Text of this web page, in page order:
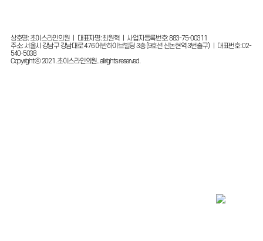
상호명: 초이스라인의원 ㅣ 대표자명: 최원혁 ㅣ 사업자등록번호: 883-75-00311
주소: 서울시 강남구 강남대로 476 어반하이브빌딩 3층 (9호선 신논현역 3번출구) ㅣ 대표번호: 02-
540-5038
Copyright ⓒ 2021. 초이스라인의원.. all rights reserved.